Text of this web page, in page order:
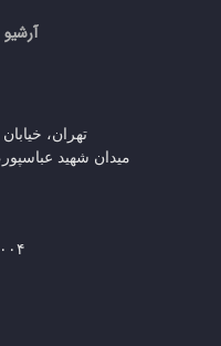
آرشیو
تهران،
میدان شهید عباسپور، پلاک ۳، طبقه